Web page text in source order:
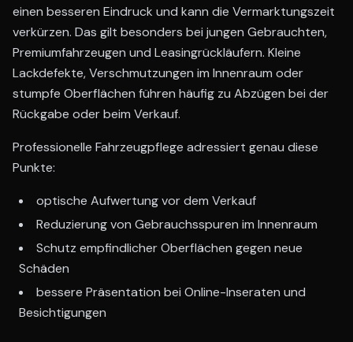
einen besseren Eindruck und kann die Vermarktungszeit
verkürzen. Das gilt besonders bei jungen Gebrauchten,
Premiumfahrzeugen und Leasingrückläufern. Kleine
Lackdefekte, Verschmutzungen im Innenraum oder
stumpfe Oberflächen führen häufig zu Abzügen bei der
Rückgabe oder beim Verkauf.
Professionelle Fahrzeugpflege adressiert genau diese
Punkte:
optische Aufwertung vor dem Verkauf
Reduzierung von Gebrauchsspuren im Innenraum
Schutz empfindlicher Oberflächen gegen neue
Schäden
bessere Präsentation bei Online-Inseraten und
Besichtigungen